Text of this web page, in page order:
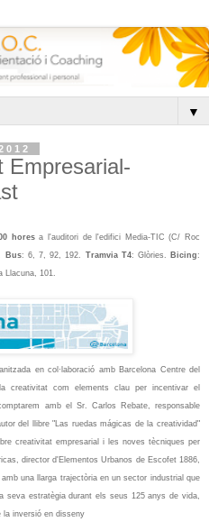
▼
Empresarial-
horesa l'auditori de l'edifici Media-TIC (C/ Roc
Bus: 6, 7, 92, 192. Tramvia T4: Glòries. Bicing:
Llacuna, 101
en col·laboració amb Barcelona Centre del
creativitat com elements clau per incentivar el
amb el Sr. Carlos Rebate, responsable
del llibre "Las ruedas mágicas de la creatividad"
creativitat empresarial i les noves tècniques per
director d'Elementos Urbanos de Escofet 1886
una llarga trajectòria en un sector industrial que
estratègia durant els seus 125 anys de vida,
la inversió en disseny